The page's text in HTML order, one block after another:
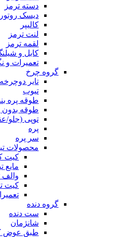
دسته ترمز
دیسک روتور
کالیپر
لنت ترمز
لقمه ترمز
کابل و
تعمیرات و
گروه چرخ
تایر دوچرخه
تیوب
طوقه پره
طوقه بدون
توپی (جلو/
پره
سر پره
محصولات
کیت
مایع
والف
کیت
گروه دنده
ست دنده
شانژمان
طبق عوض